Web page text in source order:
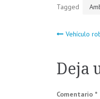
Tagged
de
Vehículo
Deja
Comentario *